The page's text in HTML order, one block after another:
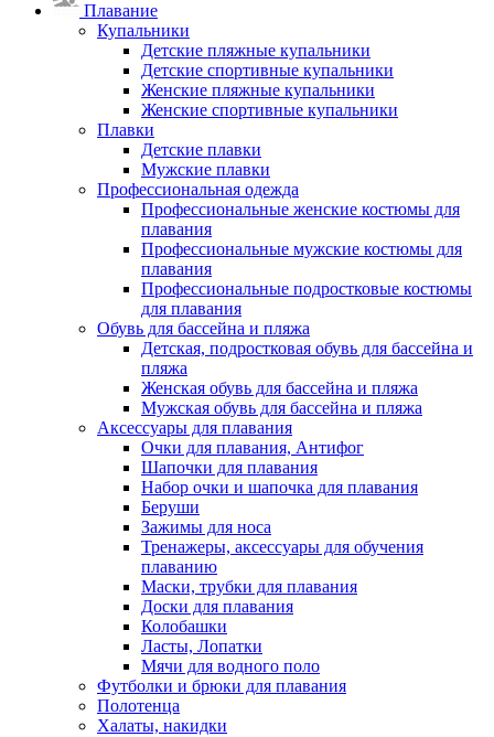
Плавание
Купальники
Детские пляжные купальники
Детские спортивные купальники
Женские пляжные купальники
Женские спортивные купальники
Плавки
Детские плавки
Мужские плавки
Профессиональная одежда
Профессиональные женские костюмы для
плавания
Профессиональные мужские костюмы для
плавания
Профессиональные подростковые костюмы
для плавания
Обувь для бассейна и пляжа
Детская, подростковая обувь для бассейна и
пляжа
Женская обувь для бассейна и пляжа
Мужская обувь для бассейна и пляжа
Аксессуары для плавания
Очки для плавания, Антифог
Шапочки для плавания
Набор очки и шапочка для плавания
Беруши
Зажимы для носа
Тренажеры, аксессуары для обучения
плаванию
Маски, трубки для плавания
Доски для плавания
Колобашки
Ласты, Лопатки
Мячи для водного поло
Футболки и брюки для плавания
Полотенца
Халаты, накидки